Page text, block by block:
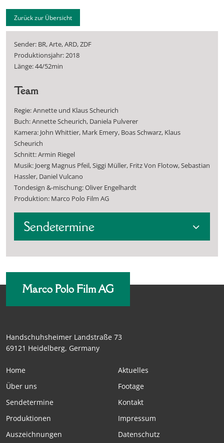
Zurück zur Übersicht
Sender: BR, Arte, ARD, ZDF
Produktionsjahr: 2018
Länge: 44/52min
Team
Regie: Annette und Klaus Scheurich
Buch: Annette Scheurich, Daniela Pulverer
Kamera: John Whittier, Mark Emery, Boas Schwarz, Klaus
Scheurich
Schnitt: Armin Riegel
Musik: Joerg Magnus Pfeil, Siggi Müller, Fritz Von Flotow, Sebastian
Hassler, Daniel Vulcano
Tondesign &-mischung: Oliver Engelhardt
Produktion: Marco Polo Film AG
Sendetermine
Marco Polo Film AG
Handschuhsheimer Landstraße 73
69121 Heidelberg, Germany
Home
Über uns
Sendetermine
Produktionen
Auszeichnungen
Aktuelles
Footage
Kontakt
Impressum
Datenschutz